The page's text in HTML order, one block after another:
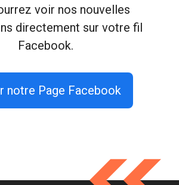
voir nos nouvelles
directement sur votre fil
Facebook.
notre Page Facebook